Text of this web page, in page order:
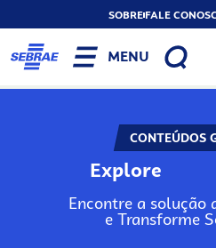
SOBREFALE
MENU
CONTEÚDOS
Explore
Encontre a solução
e Transforme